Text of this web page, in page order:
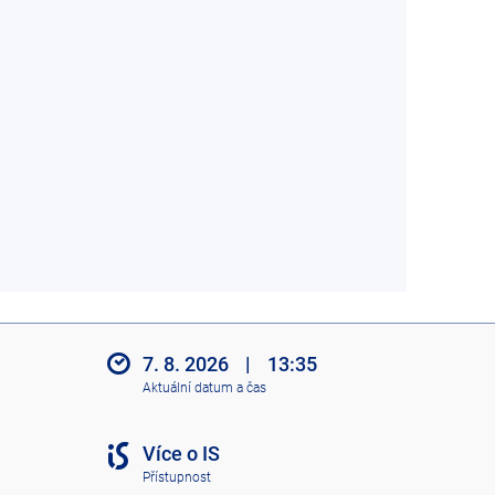
7. 8. 2026 | 13:35
Aktuální datum a čas
Více o IS
Přístupnost